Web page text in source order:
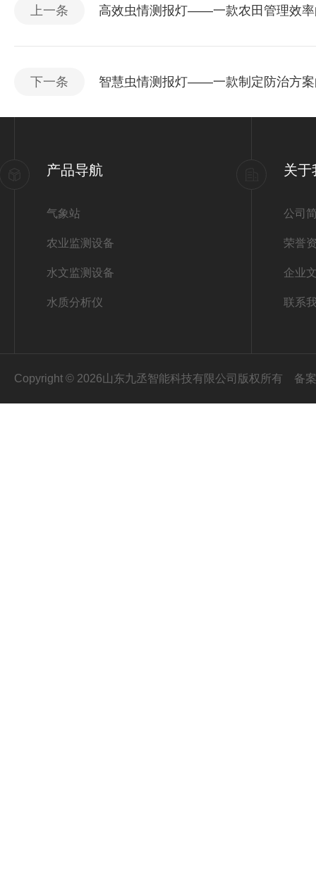
上一条 高效虫情测报灯——一款农田管理效
下一条 智慧虫情测报灯——一款制定防治方
产品导航
气象站
农业监测设备
水文监测设备
水质分析仪
关于
公司
荣誉
企业
联系
Copyright © 2026山东九丞智能科技有限公司版权所有 备